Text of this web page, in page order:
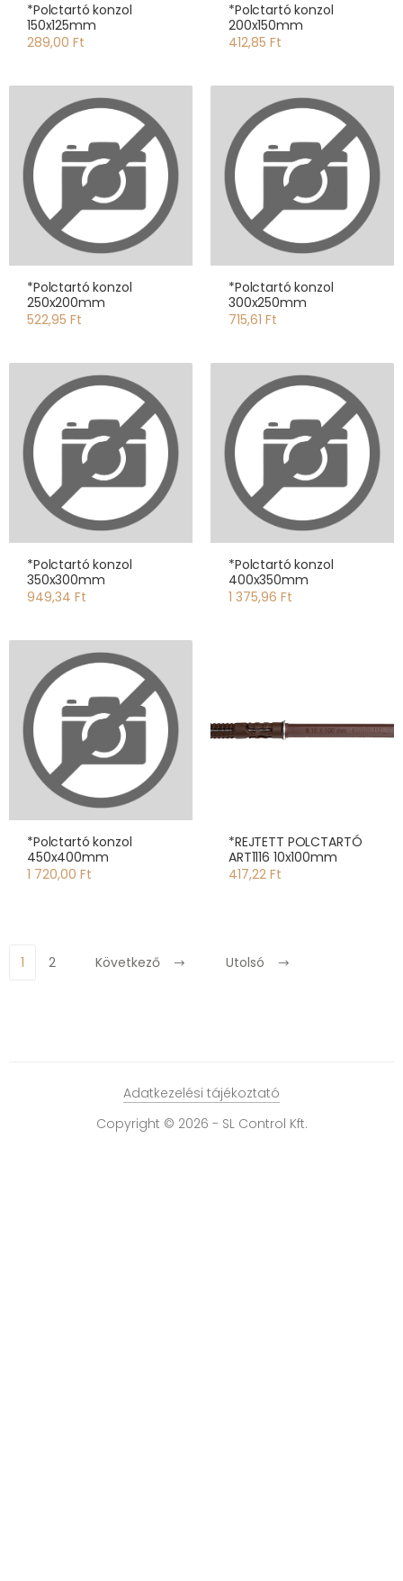
*Polctartó konzol
150x125mm
289,00 Ft
*Polctartó konzol
200x150mm
412,85 Ft
*Polctartó konzol
250x200mm
522,95 Ft
*Polctartó konzol
300x250mm
715,61 Ft
*Polctartó konzol
350x300mm
949,34 Ft
*Polctartó konzol
400x350mm
1 375,96 Ft
*Polctartó konzol
450x400mm
1 720,00 Ft
*REJTETT POLCTARTÓ
ART1116 10x100mm
417,22 Ft
1 2 Következő Utolsó
Copyright © 2026 - SL Control Kft.
Adatkezelési tájékoztató